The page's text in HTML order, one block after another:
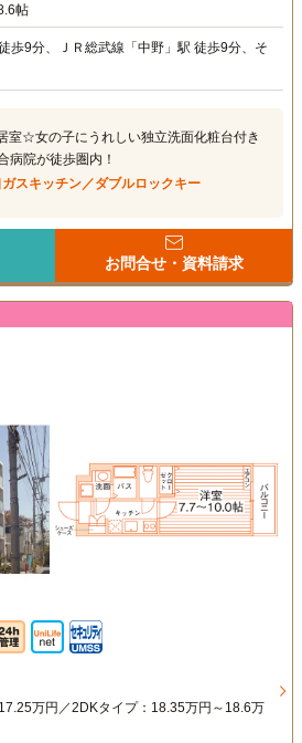
帖
歩9分、ＪＲ総武線「中野」駅 徒歩9分、そ
室☆女の子にうれしい独立洗面化粧台付き
病院が徒歩圏内！
スキッチン／ダブルロックキー
お問合せ・資料請求
万円／2DKタイプ：18.35万円～18.6万